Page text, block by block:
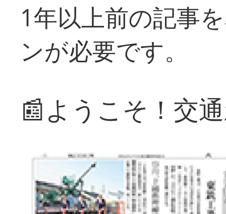
1年以上前の記事
ンが必要です。
📰ようこそ！交